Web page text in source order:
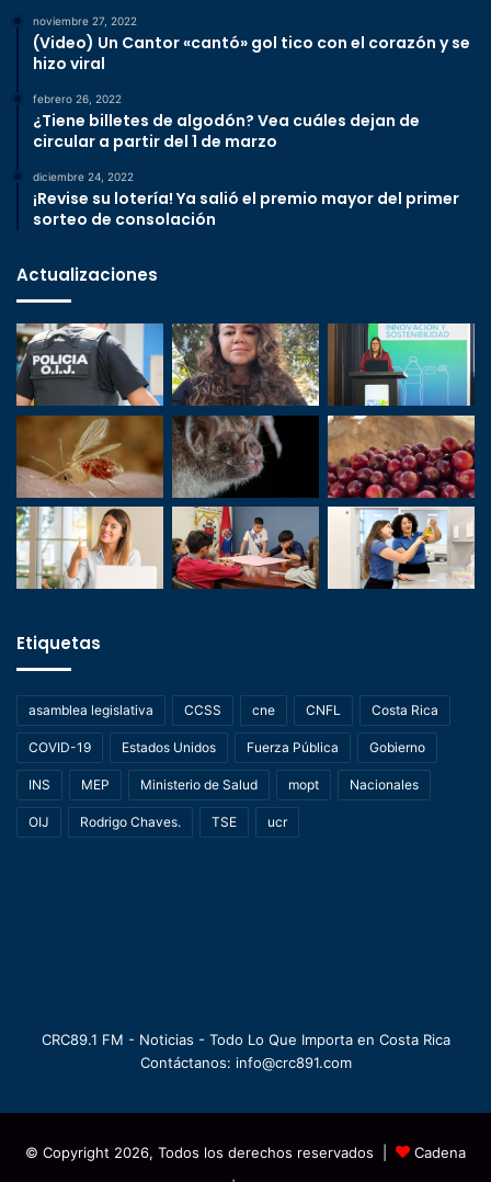
noviembre 27, 2022
(Video) Un Cantor «cantó» gol tico con el corazón y se
hizo viral
febrero 26, 2022
¿Tiene billetes de algodón? Vea cuáles dejan de
circular a partir del 1 de marzo
diciembre 24, 2022
¡Revise su lotería! Ya salió el premio mayor del primer
sorteo de consolación
Actualizaciones
Etiquetas
asamblea legislativa CCSS cne CNFL Costa Rica
COVID-19 Estados Unidos Fuerza Pública Gobierno
INS MEP Ministerio de Salud mopt Nacionales
OIJ Rodrigo Chaves. TSE ucr
CRC89.1 FM - Noticias - Todo Lo Que Importa en Costa Rica
Contáctanos: info@crc891.com
© Copyright 2026, Todos los derechos reservados |
Cadena